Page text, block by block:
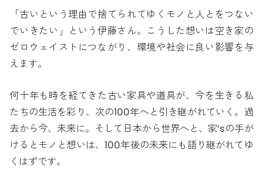
「古いという理由で捨てられてゆくモノと人とをつない
でいきたい」という伊藤さん。こうした想いは空き家の
ゼロウェイストにつながり、環境や社会に良い影響を与
えます。
何十年も時を経てきた古い家具や道具が、今を生きる私
たちの生活を彩り、次の100年へと引き継がれていく。過
去から今、未来に。そして日本から世界へと、家’sの手が
けるとモノと想いは、100年後の未来にも語り継がれてゆ
くはずです。